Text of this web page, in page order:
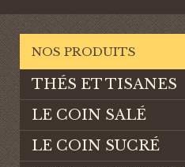
NOS PRODUITS
THÉS ET TISANES
LE COIN SALÉ
LE COIN SUCRÉ